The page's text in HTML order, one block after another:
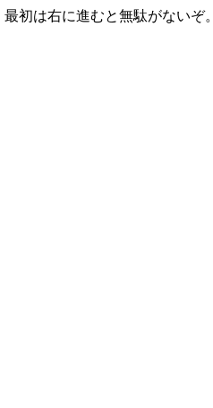
最初は右に進むと無駄がないぞ。